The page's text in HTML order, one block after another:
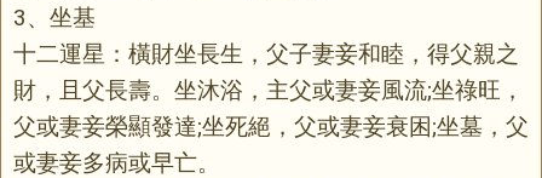
3、坐基
十二運星：橫財坐長生，父子妻妾和睦，得父親之
財，且父長壽。坐沐浴，主父或妻妾風流;坐祿旺，
父或妻妾榮顯發達;坐死絕，父或妻妾衰困;坐墓，父
或妻妾多病或早亡。